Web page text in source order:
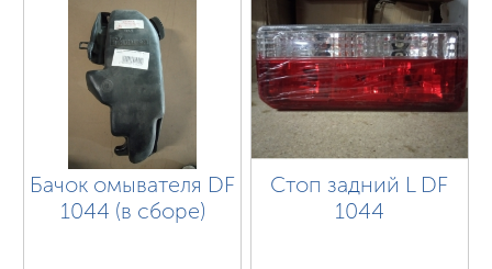
Бачок омывателя DF
1044 (в сборе)
Стоп задний L DF
1044